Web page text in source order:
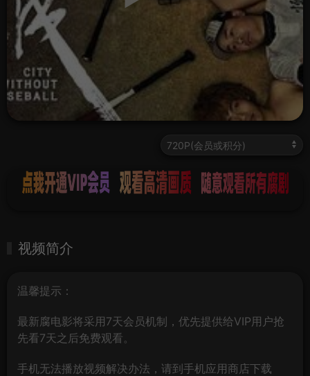
视频简介
温馨提示：
最新腐电影将采用7天会员机制，优先提供给VIP用户抢
先看7天之后免费观看。
手机无法播放视频解决办法，请到手机应用商店下载